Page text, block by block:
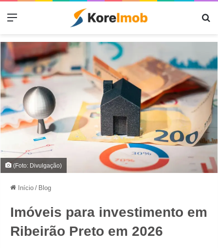
Menu
(Foto: Divulgação)
Início / Blog
Imóveis para investimento em
Ribeirão Preto em 2026